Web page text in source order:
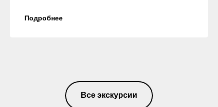
Подробнее
Все экскурсии